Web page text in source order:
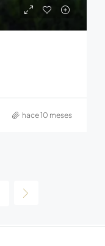
hace 10 meses